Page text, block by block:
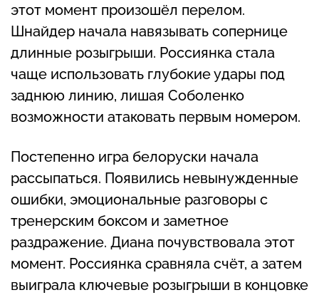
этот момент произошёл перелом.
Шнайдер начала навязывать сопернице
длинные розыгрыши. Россиянка стала
чаще использовать глубокие удары под
заднюю линию, лишая Соболенко
возможности атаковать первым номером.
Постепенно игра белоруски начала
рассыпаться. Появились невынужденные
ошибки, эмоциональные разговоры с
тренерским боксом и заметное
раздражение. Диана почувствовала этот
момент. Россиянка сравняла счёт, а затем
выиграла ключевые розыгрыши в концовке